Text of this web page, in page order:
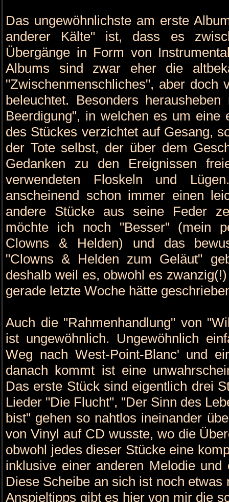
Das ungewöhnlichste am erste
anderer Kälte" ist, dass es
Übergänge in Form von
Albums sind zwar eher die
"Zwischenmenschliches", aber doch
beleuchtet. Besonders
Beerdigung", in welchen es um eine
des Stückes verzichtet auf Gesang,
der Tote selbst, der über dem
Gedanken zu den Ereignissen
verwendeten Floskeln und
anscheinend schon immer einen
andere Stücke aus seine Feder
möchte ich noch "Besser" (mein
Clowns & Helden) und das
"Clowns & Helden zum Geläut"
deshalb weil es, obwohl es
gerade letzte Woche hätte
Auch die "Rahmenhandlung" von
ist ungewöhnlich. Ungewöhnlich
Weg nach West-Point-Blanc' und
danach kommt ist eine
Das erste Stück sind eigentlich drei
Lieder "Die Flucht", "Der Sinn des
bist" gehen so nahtlos ineinander
von Vinyl auf CD wusste, wo die
obwohl jedes dieser Stücke eine
inklusive einer anderen Melodie
Diese Scheibe an sich ist noch
Anspieltipps gibt es hier von mir die